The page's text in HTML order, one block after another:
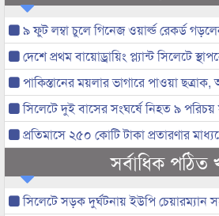
৯ ফুট লম্বা চুলে গিনেজ ওয়ার্ল্ড রেকর্ড
দেশে প্রথম বায়োড্রায়িং প্ল্যান্ট সিলেটে
পাকিস্তানের ময়লার ভাগারে পাওয়া ছত্রাক,
সিলেটে দুই বাসের সংঘর্ষে নিহত ৯ পরিচয়
প্রতিমাসে ২৫০ কোটি টাকা প্রতারণার
সর্বাধিক পঠিত
সিলেটে সড়ক দুর্ঘটনায় ইউপি চেয়ারম্যান